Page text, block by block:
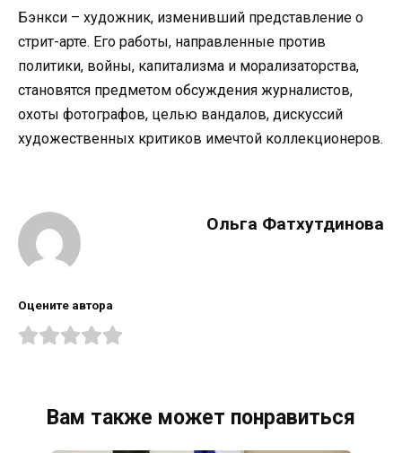
Бэнкси – художник, изменивший представление о
стрит-арте. Его работы, направленные против
политики, войны, капитализма и морализаторства,
становятся предметом обсуждения журналистов,
охоты фотографов, целью вандалов, дискуссий
художественных критиков имечтой коллекционеров.
Ольга Фатхутдинова
Оцените автора
Вам также может понравиться